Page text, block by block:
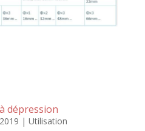
dépression
| Utilisation